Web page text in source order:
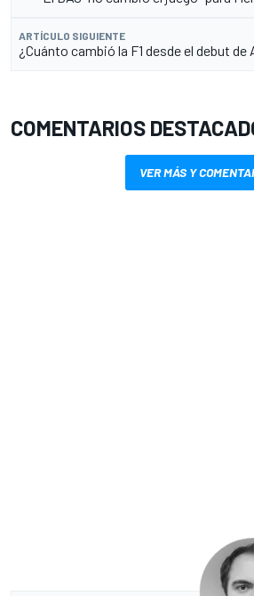
ARTÍCULO SIGUIENTE
¿Cuánto cambió la F1 desde el debut de
COMENTARIOS
VER MÁS Y